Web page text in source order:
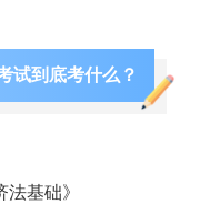
试到底考什么？
基础》